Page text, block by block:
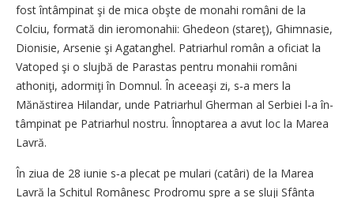
fost întâmpinat şi de mica obşte de monahi români de la
Colciu, formată din ieromonahii: Ghedeon (stareţ), Ghimnasie,
Dioni­sie, Arsenie şi Agatanghel. Patri­ar­hul român a oficiat la
Vatoped şi o slujbă de Parastas pentru monahii români
athoniţi, adormiţi în Domnul. În aceeaşi zi, s‑a mers la
Mănăstirea Hilandar, unde Patriarhul Gherman al Serbiei l‑a în­
tâmpinat pe Patriarhul nostru. Înnoptarea a avut loc la Marea
Lavră.
În ziua de 28 iunie s‑a plecat pe mulari (catâri) de la Marea
Lavră la Schitul Românesc Prodromu spre a se sluji Sfânta